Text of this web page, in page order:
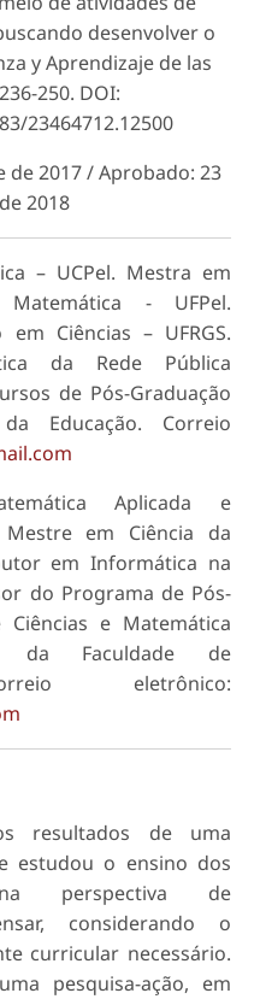
desenvolver o
y Aprendizaje de las
250. DOI:
23464712.12500
de 2017 / Aprobado: 23
2018
– UCPel. Mestra em
- UFPel.
Ciências – UFRGS.
da Rede Pública
de Pós-Graduação
Educação. Correio
Aplicada e
Mestre em Ciência da
em Informática na
do Programa de Pós-
e Matemática
da Faculdade de
eletrônico:
resultados de uma
estudou o ensino dos
perspectiva de
considerando o
curricular necessário.
pesquisa-ação, em